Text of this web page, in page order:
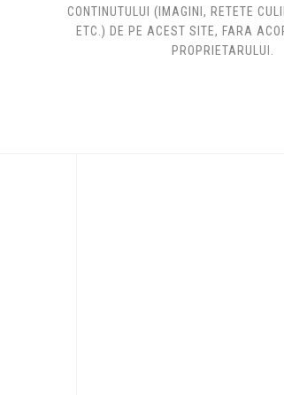
CONTINUTULUI (IMAGINI, RETETE
ETC.) DE PE ACEST SITE, FARA
PROPRIETARULUI.